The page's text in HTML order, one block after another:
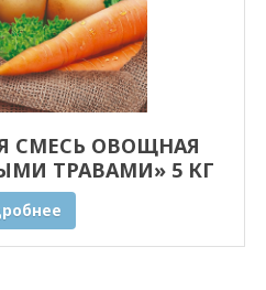
СМЕСЬ ОВОЩНАЯ
ТРАВАМИ» 5 КГ